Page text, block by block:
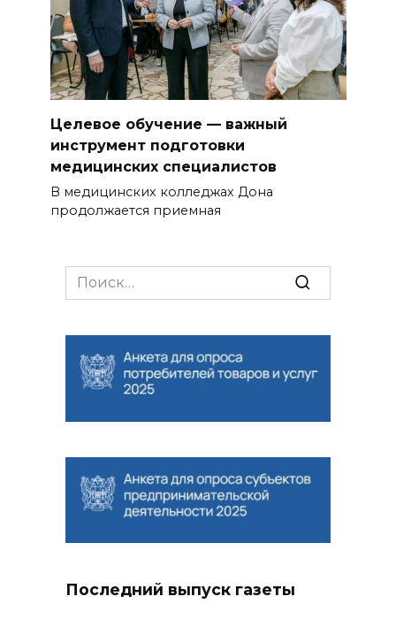
Целевое обучение — важный
инструмент подготовки
медицинских специалистов
В медицинских колледжах Дона
продолжается приемная
Search
for:
Последний выпуск газеты